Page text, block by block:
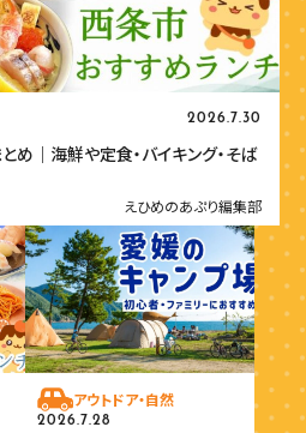
2026.7.30
め｜海鮮や定食・バイキング・そば
えひめのあぷり編集部
アウトドア・自然
2026.7.28